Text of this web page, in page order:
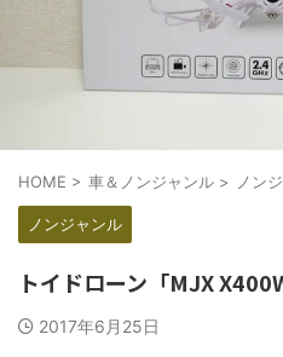
HOME > 車＆ノンジャンル > ノン
ノンジャンル
トイドローン「MJX
2017年6月25日